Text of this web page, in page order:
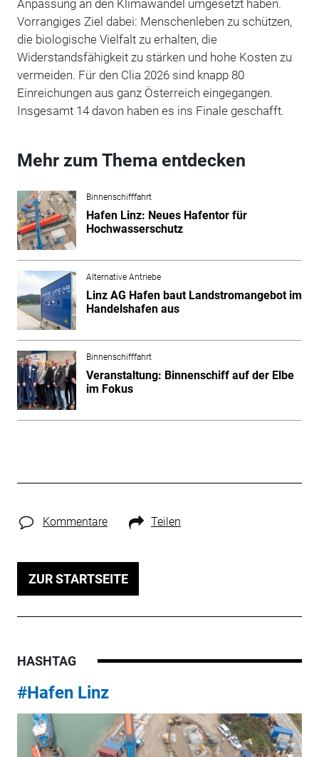
Anpassung an den Klimawandel umgesetzt haben.
Vorrangiges Ziel dabei: Menschenleben zu schützen,
die biologische Vielfalt zu erhalten, die
Widerstandsfähigkeit zu stärken und hohe Kosten zu
vermeiden. Für den Clia 2026 sind knapp 80
Einreichungen aus ganz Österreich eingegangen.
Insgesamt 14 davon haben es ins Finale geschafft.
Mehr zum Thema entdecken
Binnenschifffahrt
Hafen Linz: Neues Hafentor für
Hochwasserschutz
Alternative Antriebe
Linz AG Hafen baut Landstromangebot im
Handelshafen aus
Binnenschifffahrt
Veranstaltung: Binnenschiff auf der Elbe
im Fokus
Kommentare Teilen
ZUR STARTSEITE
HASHTAG
#Hafen Linz